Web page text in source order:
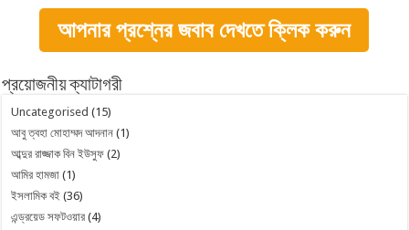
আপনার প্রশ্নের জবাব দেখতে ক্লিক করুন
প্রয়োজনীয় ক্যাটাগরী
Uncategorised (15)
আবু ত্বহা মোহাম্মদ আদনান (1)
আব্দুর রাজ্জাক বিন ইউসুফ (2)
আমির হামজা (1)
ইসলামিক বই (36)
এন্ড্রয়েড সফটওয়ার (4)